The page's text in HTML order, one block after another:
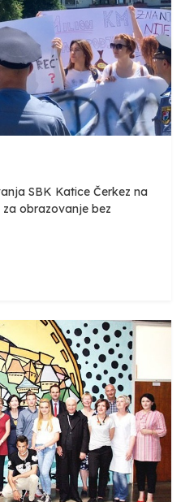
SBK Katice Čerkez na
obrazovanje bez